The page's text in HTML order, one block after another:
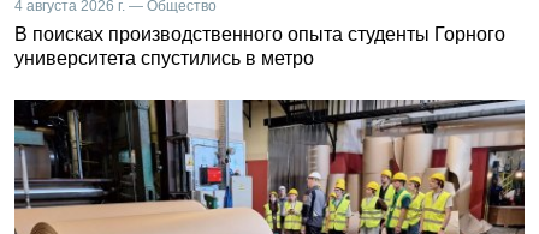
4 августа 2026 г. — Общество
В поисках производственного опыта студенты Горного
университета спустились в метро